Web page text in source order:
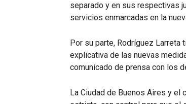
separado y en sus respectivas
servicios enmarcadas en la
Por su parte, Rodríguez
explicativa de las nuevas
comunicado de prensa con los
La Ciudad de Buenos Aires y el